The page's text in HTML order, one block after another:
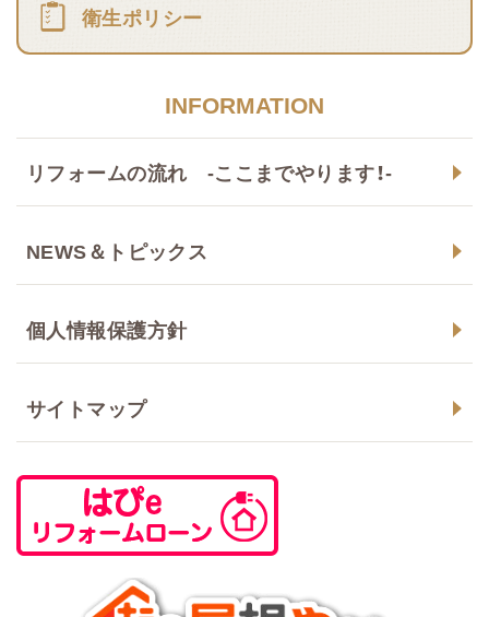
衛生ポリシー
INFORMATION
リフォームの流れ -ここまでやります！-
NEWS＆トピックス
個人情報保護方針
サイトマップ